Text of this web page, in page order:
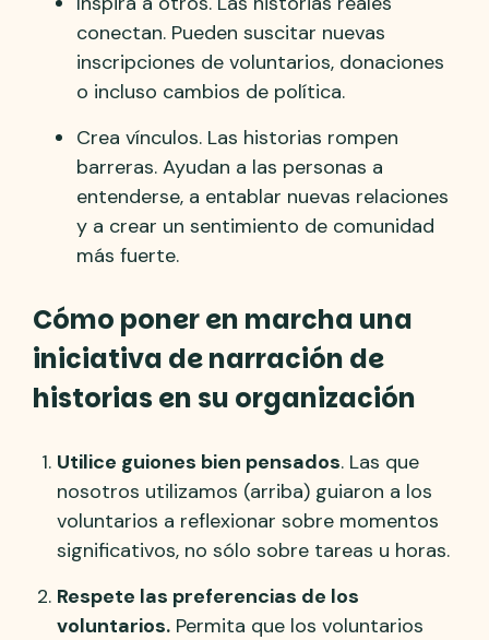
conectan. Pueden suscitar nuevas
inscripciones de voluntarios, donaciones
o incluso cambios de política.
Crea vínculos. Las historias rompen
barreras. Ayudan a las personas a
entenderse, a entablar nuevas relaciones
y a crear un sentimiento de comunidad
más fuerte.
Cómo poner en marcha una
iniciativa de narración de
historias en su organización
Utilice guiones bien pensados. Las que
nosotros utilizamos (arriba) guiaron a los
voluntarios a reflexionar sobre momentos
significativos, no sólo sobre tareas u horas.
Respete las preferencias de los
voluntarios.Permita que los voluntarios